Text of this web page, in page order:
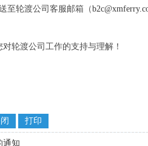
轮渡公司客服邮箱（
轮渡公司工作的支持与理解！
打印
通知